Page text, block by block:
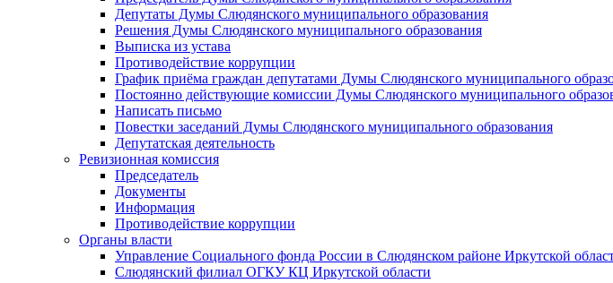
Депутаты Думы Слюдянского муниципального образования
Решения Думы Слюдянского муниципального образования
Выписка из устава
Противодействие коррупции
График приёма граждан депутатами Думы Слюдянского муниципального
Постоянно действующие комиссии Думы Слюдянского муниципального
Написать письмо
Повестки заседаний Думы Слюдянского муниципального образования
Депутатская деятельность
Ревизионная комиссия
Председатель
Документы
Информация
Противодействие коррупции
Органы власти
Управление Социального фонда России в Слюдянском районе Иркутской
Слюдянский филиал ОГКУ КЦ Иркутской области